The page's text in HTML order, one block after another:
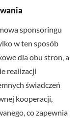
sponsoringu
w ten sposób
dla obu stron, a
realizacji
świadczeń
kooperacji,
co zapewnia